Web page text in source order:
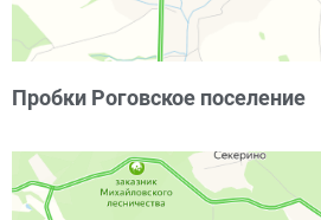
Пробки Роговское поселение